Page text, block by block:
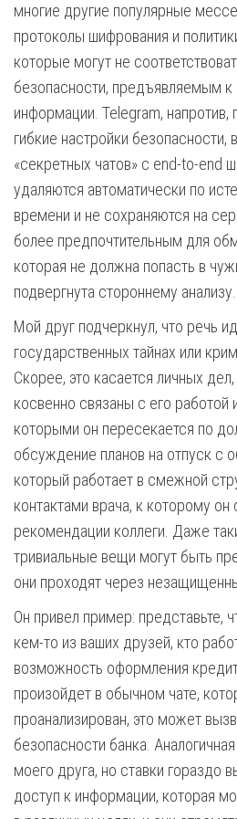
многие другие популярные
протоколы шифрования и
которые могут не
безопасности, предъявляемым
информации. Telegram, напротив,
гибкие настройки безопасности,
«секретных чатов» с end-to-end
удаляются автоматически по
времени и не сохраняются на
более предпочтительным для
которая не должна попасть в
подвергнута стороннему анализу.
Мой друг подчеркнул, что речь
государственных тайнах или
Скорее, это касается личных
косвенно связаны с его работой
которыми он пересекается по
обсуждение планов на отпуск с
который работает в смежной
контактами врача, к которому он
рекомендации коллеги. Даже
тривиальные вещи могут быть
они проходят через
Он привел пример: представьте,
кем-то из ваших друзей, кто
возможность оформления
произойдет в обычном чате,
проанализирован, это может
безопасности банка.
моего друга, но ставки гораздо
доступ к информации, которая